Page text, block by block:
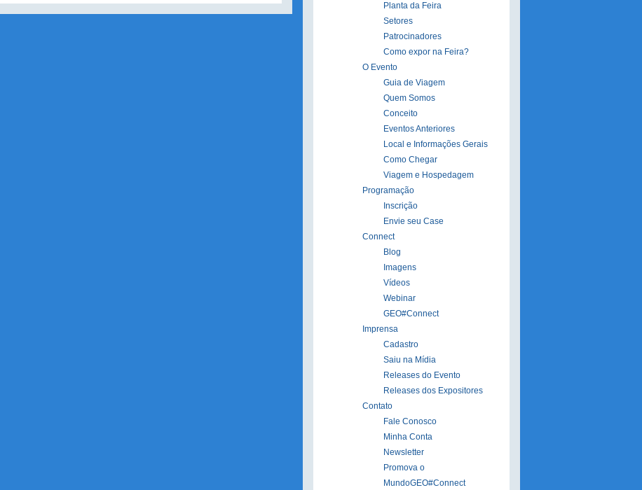
Planta da Feira
Setores
Patrocinadores
Como expor na Feira?
O Evento
Guia de Viagem
Quem Somos
Conceito
Eventos Anteriores
Local e Informações Gerais
Como Chegar
Viagem e Hospedagem
Programação
Inscrição
Envie seu Case
Connect
Blog
Imagens
Vídeos
Webinar
GEO#Connect
Imprensa
Cadastro
Saiu na Mídia
Releases do Evento
Releases dos Expositores
Contato
Fale Conosco
Minha Conta
Newsletter
Promova o
MundoGEO#Connect